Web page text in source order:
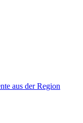
aus der Region